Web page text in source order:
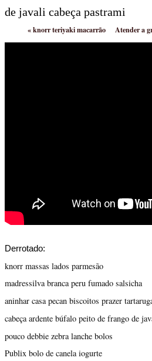
de javali cabeça pastrami
«knorr teriyaki macarrão Atender a
Derrotado:
knorr massas lados parmesão
madressilva branca peru fumado salsicha
aninhar casa pecan biscoitos prazer
cabeça ardente búfalo peito de frango de
pouco debbie zebra lanche bolos
Publix bolo de canela iogurte